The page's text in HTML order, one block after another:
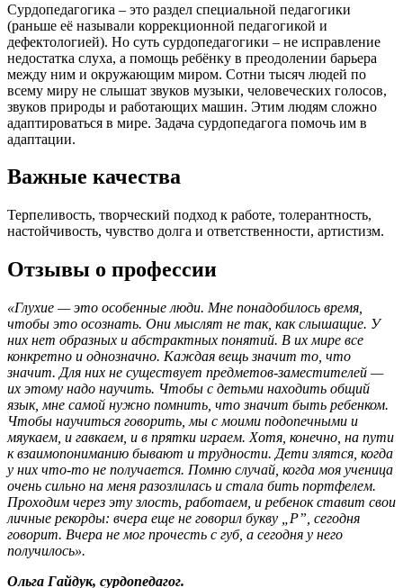
Сурдопедагогика – это раздел специальной педагогики
(раньше её называли коррекционной педагогикой и
дефектологией). Но суть сурдопедагогики – не исправление
недостатка слуха, а помощь ребёнку в преодолении барьера
между ним и окружающим миром. Сотни тысяч людей по
всему миру не слышат звуков музыки, человеческих голосов,
звуков природы и работающих машин. Этим людям сложно
адаптироваться в мире. Задача сурдопедагога помочь им в
адаптации.
Важные качества
Терпеливость, творческий подход к работе, толерантность,
настойчивость, чувство долга и ответственности, артистизм.
Отзывы о профессии
«Глухие — это особенные люди. Мне понадобилось время,
чтобы это осознать. Они мыслят не так, как слышащие. У
них нет образных и абстрактных понятий. В их мире все
конкретно и однозначно. Каждая вещь значит то, что
значит. Для них не существует предметов-заместителей —
их этому надо научить. Чтобы с детьми находить общий
язык, мне самой нужно помнить, что значит быть ребенком.
Чтобы научиться говорить, мы с моими подопечными и
мяукаем, и гавкаем, и в прятки играем. Хотя, конечно, на пути
к взаимопониманию бывают и трудности. Дети злятся, когда
у них что-то не получается. Помню случай, когда моя ученица
очень сильно на меня разозлилась и стала бить портфелем.
Проходим через эту злость, работаем, и ребенок ставит свои
личные рекорды: вчера еще не говорил букву „Р”, сегодня
говорит. Вчера не мог прочесть с губ, а сегодня у него
получилось».
Ольга Гайдук, сурдопедагог.